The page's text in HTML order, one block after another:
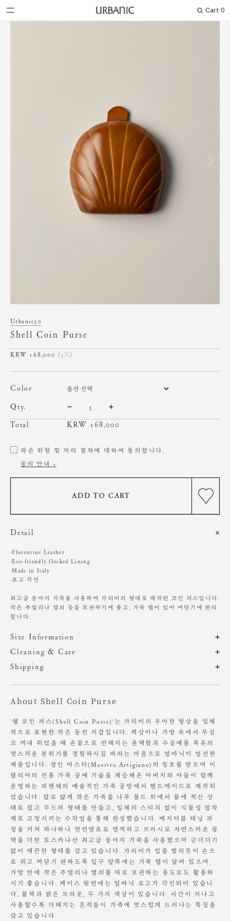
Search
Cart 0
Urbanic30
Shell Coin Purse
168,000 (3%)
color
qty.
Total
KRW 168,000
파손 위험 및 처리 절차에 대하여 동의합니다.
동의 안내 +
ADD TO CART
Detail
·Florentine Leather
·Eco-friendly flocked Lining
·Made in Italy
·로고 각인
최고급 송아지 가죽을 사용하여 가리비의 형태로 제작된 코인 퍼스입니다.
작은 주얼리나 열쇠 등을 보관하기에 좋고, 가죽 탭이 있어 여닫기에 편리
합니다.
Size Information
제품의 일정 수량을 측정한 평균치수로 재는 방법과 위치에 따라 1~3cm
편차가 있을 수 있습니다. (치수단위 : cm)
OS 7.3
Cleaning & Care
해당 제품은 A/S가 불가하오니, 구매 전 참고 부탁 드립니다.
광택이 흐려질 경우, 중성 왁스를 사용하여 관리해 주세요.
품질 보증에 대한 상세한 규정은 구매하신 각 판매처에 문의해 주시기 바
랍니다.
Shipping
About Shell Coin Purse
‘쉘 코인 퍼스(Shell Coin Purse)‘는 가리비의 우아한 형상을 입체
적으로 표현한 작은 동전 지갑입니다. 책상이나 가방 속에서 무심
코 꺼내 쥐었을 때 손끝으로 전해지는 윤택함과 수공예품 특유의
멋스러운 분위기를 경험하시길 바라는 마음으로 얼바닉이 엄선한
제품입니다. 장인 마스터(Maestro Artigiano)의 칭호를 받으며 이
탈리아의 전통 가죽 공예 기술을 계승해온 아버지와 아들이 함께
운영하는 피렌체의 예술적인 가죽 공방에서 핸드메이드로 제작되
었습니다. 칼로 얇게 깎은 가죽을 나무 몰드 위에서 물에 적신 상
태로 접고 두드려 형태를 만들고, 일체의 스티치 없이 식물성 접착
제로 고정시키는 수작업을 통해 완성했습니다. 베지터블 태닝 과
정을 거쳐 하나하나 천연염료로 염색하고 브러시로 자연스러운 광
택을 더한 토스카나산 최고급 송아지 가죽을 사용했으며 군더더기
없이 매끈한 형태를 갖고 있습니다. 가리비가 입을 벌리듯이 손으
로 쥐고 여닫기 편하도록 입구 앞쪽에는 가죽 탭이 달려 있으며,
가방 안에 작은 주얼리나 열쇠를 따로 보관하는 용도로도 활용하
시기 좋습니다. 케이스 뒷면에는 얼바닉 로고가 각인되어 있습니
다. 블랙과 밝은 브라운, 두 가지 색상이 있습니다. 시간이 지나고
사용할수록 더해지는 흔적들이 가죽에 멋스럽게 드러나는 특징을
갖고 있습니다.